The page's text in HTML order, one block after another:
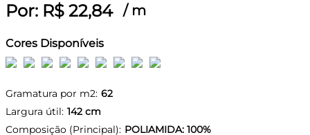
Por: R$ 22,84 / m
Cores Disponíveis
Gramatura por m2: 62
Largura útil: 142 cm
Composição (Principal): POLIAMIDA: 100%